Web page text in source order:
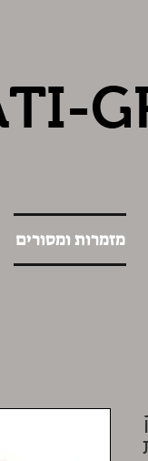
מזמרות ומסורים